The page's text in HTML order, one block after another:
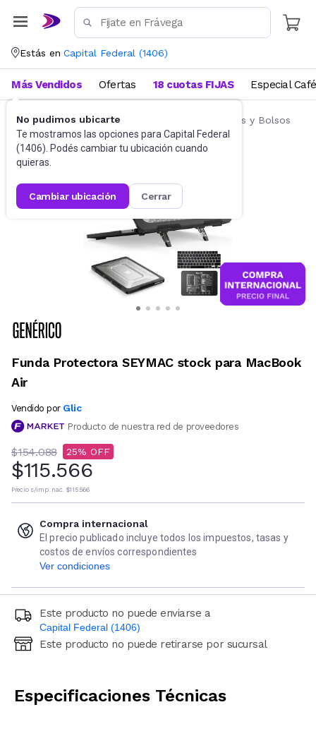
Estás en Capital Federal (1406)
No pudimos ubicarte
Te mostramos las opciones para Capital Federal
(1406). Podés cambiar tu ubicación cuando
quieras.
cambiar ubicación cerrar
Más Vendidos Ofertas 18 cuotas FIJAS Especial Café
Accesorios de Informática Fundas, Estuches y Bolsos
Funda Protectora SEYMAC stock para MacBook
Air
Vendido por Glic
Producto de nuestra red de proveedores
$154.088 25
$115.566
Precio s/imp. nac. $115.566
Compra internacional
El precio publicado incluye todos los impuestos, tasas y
costos de envíos correspondientes
Ver condiciones
Este producto no puede enviarse a
Capital Federal (1406)
Ingresá código postal (sólo números)
Este producto no puede retirarse por sucursal
Especificaciones Técnicas